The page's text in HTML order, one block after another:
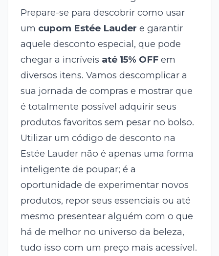
Prepare-se para descobrir como usar
um cupom Estée Lauder e garantir
aquele desconto especial, que pode
chegar a incríveis até 15% OFFem
diversos itens. Vamos descomplicar a
sua jornada de compras e mostrar que
é totalmente possível adquirir seus
produtos favoritos sem pesar no bolso.
Utilizar um código de desconto na
Estée Lauder não é apenas uma forma
inteligente de poupar; é a
oportunidade de experimentar novos
produtos, repor seus essenciais ou até
mesmo presentear alguém com o que
há de melhor no universo da beleza,
tudo isso com um preço mais acessível.